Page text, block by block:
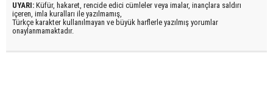
UYARI: Küfür, hakaret, rencide edici cümleler veya imalar, inançlara saldırı
içeren, imla kuralları ile yazılmamış,
Türkçe karakter kullanılmayan ve büyük harflerle yazılmış yorumlar
onaylanmamaktadır.